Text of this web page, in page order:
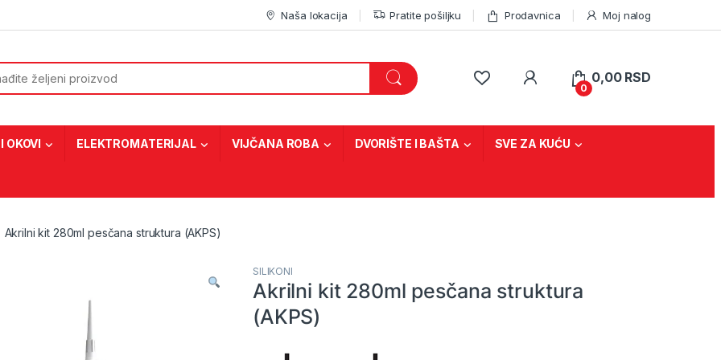
Naša lokacija Pratite pošiljku Prodavnica Moj nalog
0
0,00 RSD
OKOVI ELEKTROMATERIJAL VIJČANA ROBA DVORIŠTE I BAŠTA SVE ZA KUĆU
Akrilni kit 280ml pesčana struktura (AKPS)
SILIKONI
Akrilni kit 280ml pesčana struktura
(AKPS)